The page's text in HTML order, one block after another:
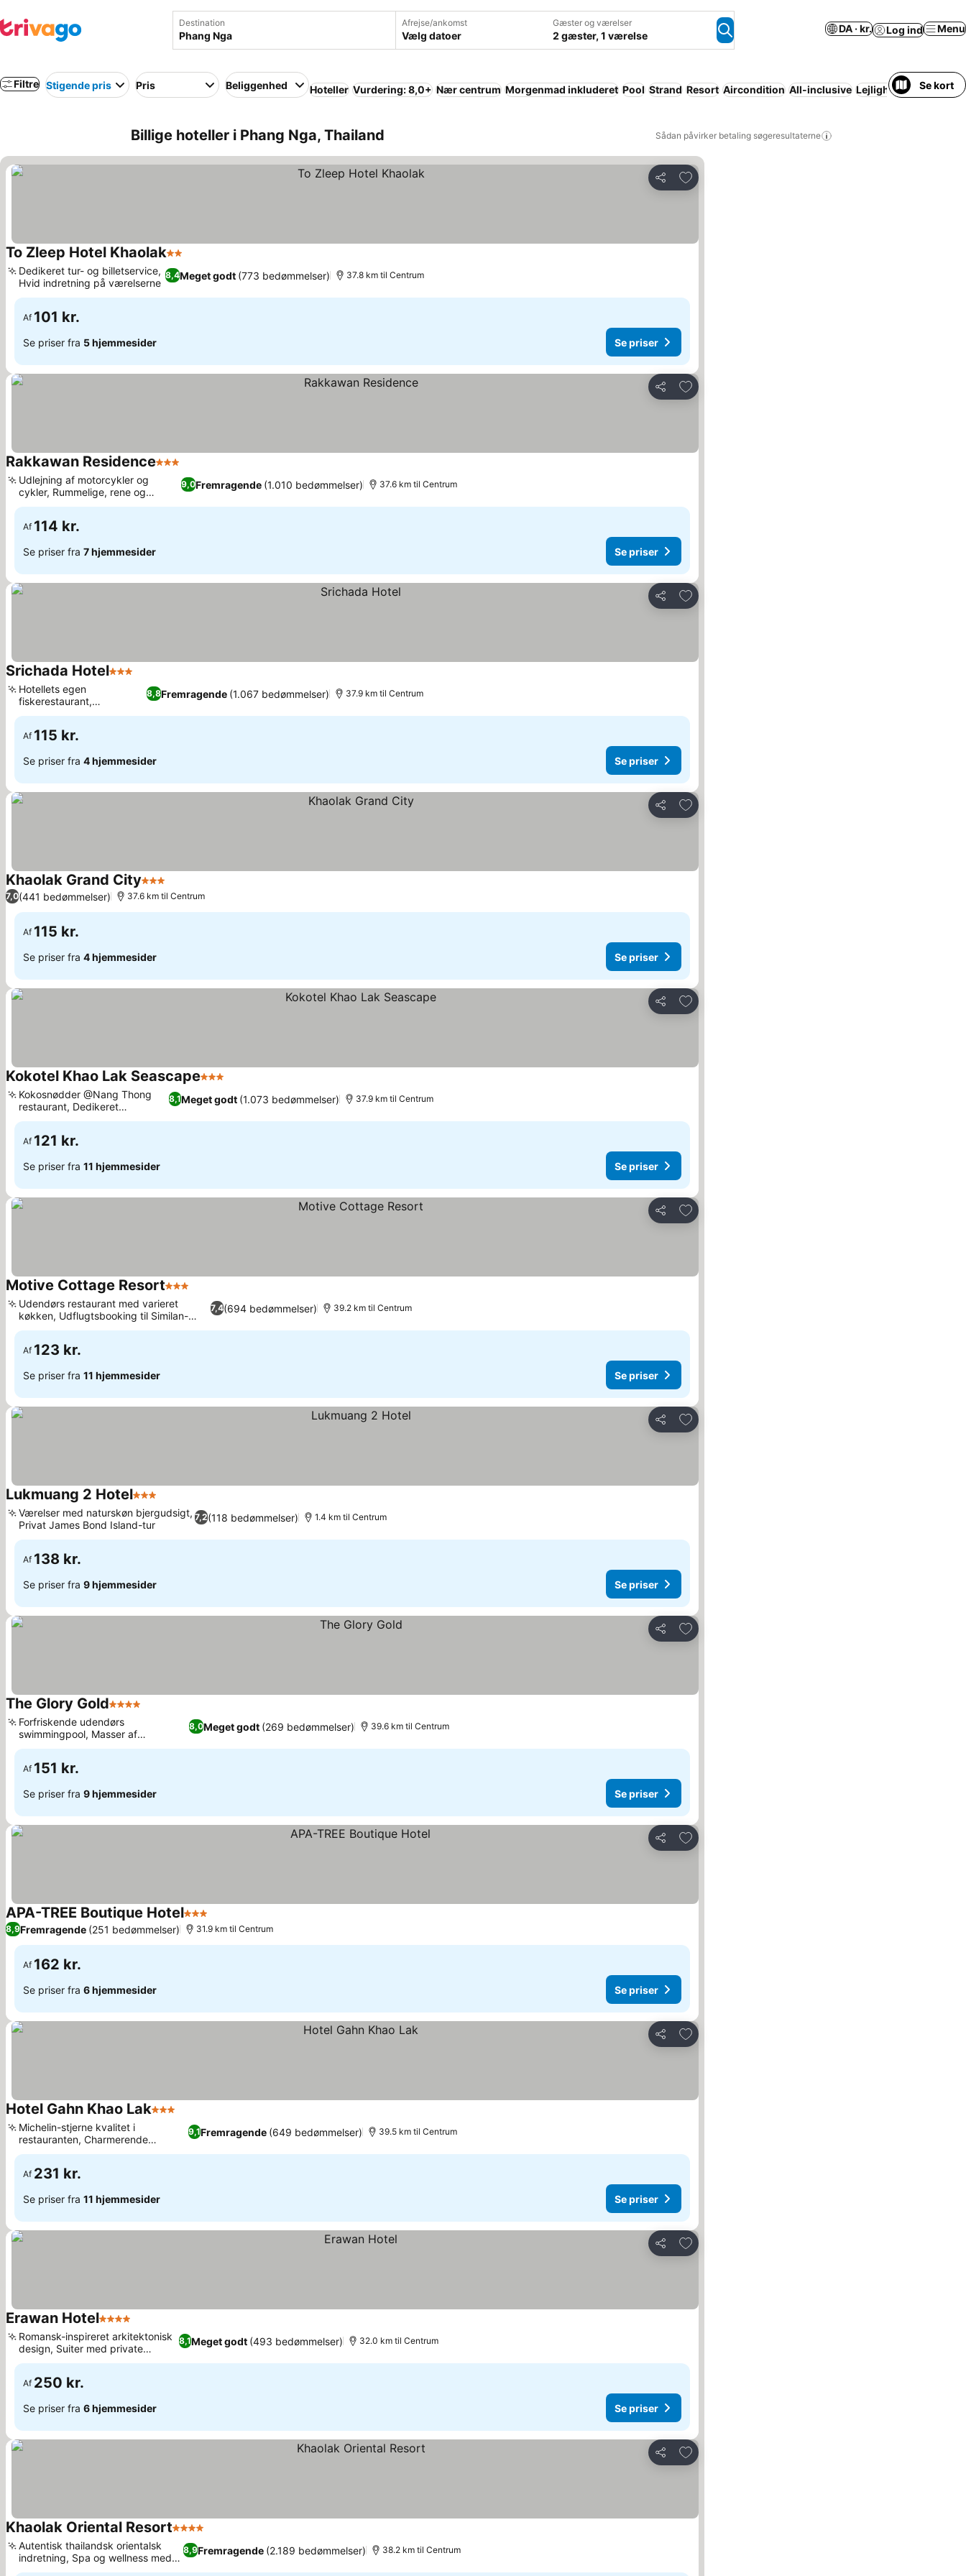
Destination Afrejse/ankomst
Vælg datoer
Gæster og værelser
2 gæster, 1 værelse
DA · kr. Log ind Menu
Filtre Stigende pris Pris Beliggenhed Hoteller Vurdering: 8,0+ Nær centrum Morgenmad inkluderet Pool Strand Resort Aircondition All-inclusive Lejlighed medSe kort
Billige hoteller i Phang Nga, Thailand Sådan påvirker betaling søgeresultaterne
Del
Føj til favoritter
To Zleep Hotel Khaolak2 Stjerner
8,4Meget godt (773 bedømmelser)
Dedikeret tur- og billetservice,
Hvid indretning på værelserne
37.8 km til Centrum
Af 101 kr.
Se priser fra 5 hjemmesider Se priser
Del
Føj til favoritter
Rakkawan Residence3 Stjerner
9,0Fremragende (1.010 bedømmelser)
Udlejning af motorcykler og
cykler, Rummelige, rene og
moderne værelser
37.6 km til Centrum
Af 114 kr.
Se priser fra 7 hjemmesider Se priser
Del
Føj til favoritter
Srichada Hotel3 Stjerner
8,8Fremragende (1.067 bedømmelser)
Hotellets egen
fiskerestaurant,
Afslappende massage
37.9 km til Centrum
Af 115 kr.
Se priser fra 4 hjemmesider Se priser
Del
Føj til favoritter
Khaolak Grand City3 Stjerner
7,0(441 bedømmelser) 37.6 km til Centrum
Af 115 kr.
Se priser fra 4 hjemmesider Se priser
Del
Føj til favoritter
Kokotel Khao Lak Seascape3 Stjerner
8,1Meget godt (1.073 bedømmelser)
Kokosnødder @Nang Thong
restaurant, Dedikeret
turassistance
37.9 km til Centrum
Af 121 kr.
Se priser fra 11 hjemmesider Se priser
Del
Føj til favoritter
Motive Cottage Resort3 Stjerner
7,4(694 bedømmelser)
Udendørs restaurant med varieret
køkken, Udflugtsbooking til Similan-
øerne
39.2 km til Centrum
Af 123 kr.
Se priser fra 11 hjemmesider Se priser
Del
Føj til favoritter
Lukmuang 2 Hotel3 Stjerner
7,2(118 bedømmelser)
Værelser med naturskøn bjergudsigt,
Privat James Bond Island-tur
1.4 km til Centrum
Af 138 kr.
Se priser fra 9 hjemmesider Se priser
Del
Føj til favoritter
The Glory Gold4 Stjerner
8,0Meget godt (269 bedømmelser)
Forfriskende udendørs
swimmingpool, Masser af
spisemuligheder på stedet
39.6 km til Centrum
Af 151 kr.
Se priser fra 9 hjemmesider Se priser
Del
Føj til favoritter
APA-TREE Boutique Hotel3 Stjerner
8,9Fremragende (251 bedømmelser) 31.9 km til Centrum
Af 162 kr.
Se priser fra 6 hjemmesider Se priser
Del
Føj til favoritter
Hotel Gahn Khao Lak3 Stjerner
9,1Fremragende (649 bedømmelser)
Michelin-stjerne kvalitet i
restauranten, Charmerende
boutiquehotel-stemning
39.5 km til Centrum
Af 231 kr.
Se priser fra 11 hjemmesider Se priser
Del
Føj til favoritter
Erawan Hotel4 Stjerner
8,1Meget godt (493 bedømmelser)
Romansk-inspireret arkitektonisk
design, Suiter med private
badekar
32.0 km til Centrum
Af 250 kr.
Se priser fra 6 hjemmesider Se priser
Del
Føj til favoritter
Khaolak Oriental Resort4 Stjerner
8,9Fremragende (2.189 bedømmelser)
Autentisk thailandsk orientalsk
indretning, Spa og wellness med
fuld service
38.2 km til Centrum